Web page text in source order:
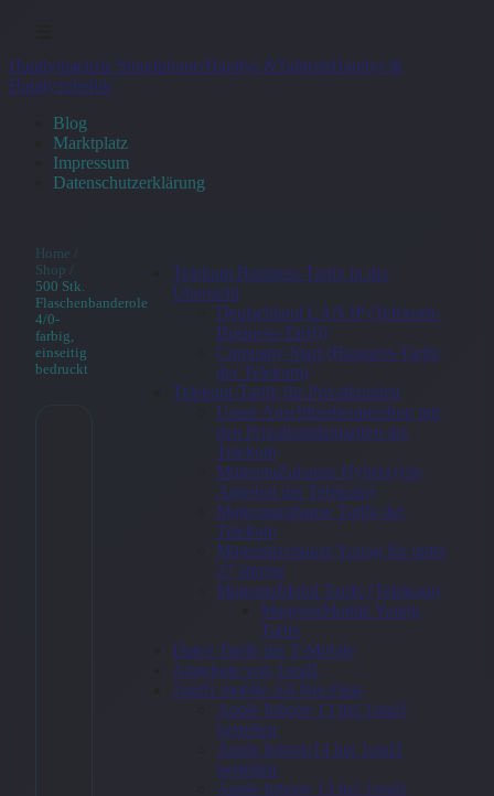
Handymaeusle Smartphone/Handys &TablettsHandys &
Handyzubehör
Blog
Marktplatz
Impressum
Datenschutzerklärung
Home
Shop
500 Stk.
Flaschenbanderole
4/0-
farbig,
einseitig
bedruckt
500 Stk.
Flaschenbanderole
4/0-farbig,
einseitig bedruckt
152,24€
Angebot
Telekom Business-Tarife in der
Übersicht
Deutschland LAN IP (Telekom-
Business-Tarif))
Company-Start (Business-Tarife
der Telekom)
Telekom-Tarife für Privatkunden
Unser Anschlussberatershop mit
den Privatkundentarifen der
Telekom
MagentaZuhause Hybrid (ein
Angebot der Telekom)
Magentazuhause Tarife der
Telekom
Magentazuhause Young für unter
27 jährige
MagentaMobil Tarife (Telekom)
MagentaMobile Young
Tarife
Daten Tarife der T-Mobile
Angebote von 1und1
1und1 mobile All-Net-Flats
Apple Iphone 13 bei 1und1
bestellen
Apple Iphone14 bei 1und1
bestellen
Apple Iphone 15 bei 1und1